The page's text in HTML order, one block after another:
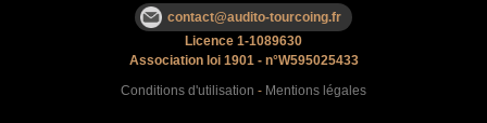
contact@audito-tourcoing.fr
Licence 1-1089630
Association loi 1901 - n°W595025433
Conditions d'utilisation - Mentions légales